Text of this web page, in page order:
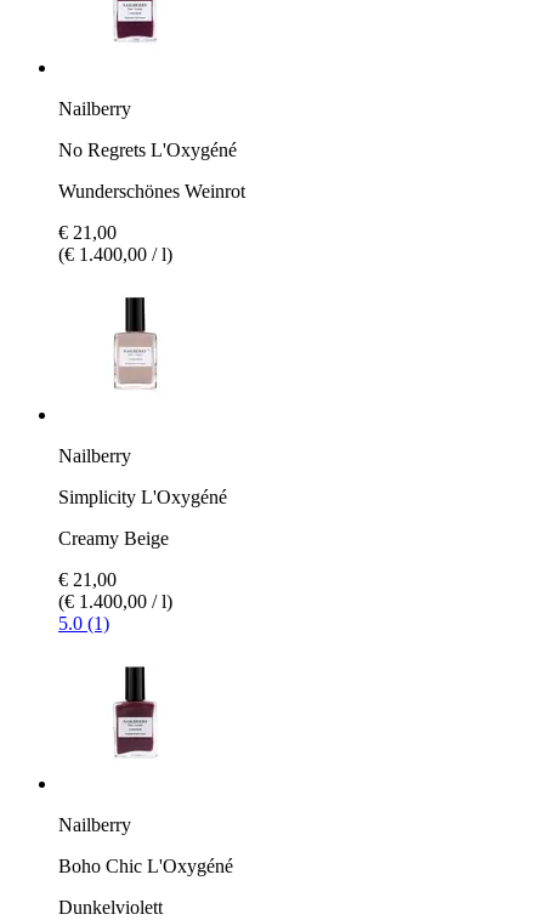
Nailberry
No Regrets L'Oxygéné
Wunderschönes Weinrot
€ 21,00
(€ 1.400,00 / l)
Nailberry
Simplicity L'Oxygéné
Creamy Beige
€ 21,00
(€ 1.400,00 / l)
5.0 (1)
Nailberry
Boho Chic L'Oxygéné
Dunkelviolett